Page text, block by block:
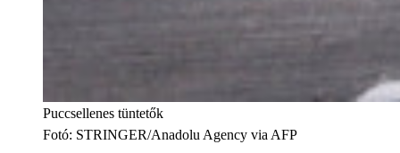
Puccsellenes tüntetők
Fotó: STRINGER/Anadolu Agency via AFP